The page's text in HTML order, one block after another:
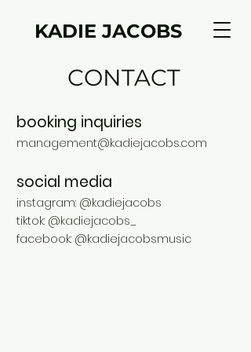
KADIE JACOBS
CONTACT
booking inquiries
management@kadiejacobs.com
social media
instagram: @kadiejacobs
tiktok: @kadiejacobs_
facebook: @kadiejacobsmusic